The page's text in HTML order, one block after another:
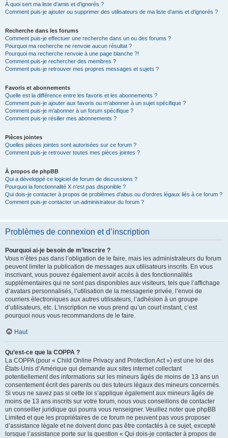
À quoi sert ma liste d’amis et d’ignorés ?
Comment puis-je ajouter ou supprimer des utilisateurs de ma liste d’amis et d’ignorés ?
Recherche dans les forums
Comment puis-je effectuer une recherche dans un ou des forums ?
Pourquoi ma recherche ne renvoie aucun résultat ?
Pourquoi ma recherche renvoie à une page blanche ?!
Comment puis-je rechercher des membres ?
Comment puis-je retrouver mes propres messages et sujets ?
Favoris et abonnements
Quelle est la différence entre les favoris et les abonnements ?
Comment puis-je ajouter aux favoris ou m’abonner à un sujet spécifique ?
Comment puis-je m’abonner à un forum spécifique ?
Comment puis-je résilier mes abonnements ?
Pièces jointes
Quelles pièces jointes sont autorisées sur ce forum ?
Comment puis-je retrouver toutes mes pièces jointes ?
À propos de phpBB
Qui a développé ce logiciel de forum de discussions ?
Pourquoi la fonctionnalité X n’est pas disponible ?
Qui dois-je contacter à propos de problèmes d’abus ou d’ordres légaux liés à ce forum ?
Comment puis-je contacter un administrateur du forum ?
Problèmes de connexion et d’inscription
Pourquoi ai-je besoin de m’inscrire ?
Vous n’êtes pas dans l’obligation de le faire, mais les administrateurs du forum
peuvent limiter la publication de messages aux utilisateurs inscrits. En vous
inscrivant, vous pouvez également avoir accès à des fonctionnalités
supplémentaires qui ne sont pas disponibles aux visiteurs, tels que l’affichage
d’avatars personnalisés, l’utilisation de la messagerie privée, l’envoi de
courriers électroniques aux autres utilisateurs, l’adhésion à un groupe
d’utilisateurs, etc. L’inscription ne vous prend qu’un court instant, c’est
pourquoi nous vous recommandons de le faire.
Haut
Qu’est-ce que la COPPA ?
La COPPA (pour « Child Online Privacy and Protection Act ») est une loi des
États-Unis d’Amérique qui demande aux sites internet collectant
potentiellement des informations sur les mineurs âgés de moins de 13 ans un
consentement écrit des parents ou des tuteurs légaux des mineurs concernés.
Si vous ne savez pas si cette loi s’applique également aux mineurs âgés de
moins de 13 ans inscrits sur votre forum, nous vous conseillons de contacter
un conseiller juridique qui pourra vous renseigner. Veuillez noter que phpBB
Limited et que les propriétaires de ce forum ne peuvent pas vous proposer
d’assistance légale et ne doivent donc pas être contactés à ce sujet, excepté
lorsque l’assistance porte sur la question « Qui dois-je contacter à propos de